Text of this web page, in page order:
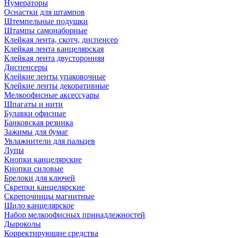
Нумераторы
Оснастки для штампов
Штемпельные подушки
Штампы самонаборные
Клейкая лента, скотч, диспенсер
Клейкая лента канцелярская
Клейкая лента двусторонняя
Диспенсеры
Клейкие ленты упаковочные
Клейкие ленты декоративные
Мелкоофисные аксессуары
Шпагаты и нити
Булавки офисные
Банковская резинка
Зажимы для бумаг
Увлажнители для пальцев
Лупы
Кнопки канцелярские
Кнопки силовые
Брелоки для ключей
Скрепки канцелярские
Скрепочницы магнитные
Шило канцелярское
Набор мелкоофисных принадлежностей
Дыроколы
Корректирующие средства